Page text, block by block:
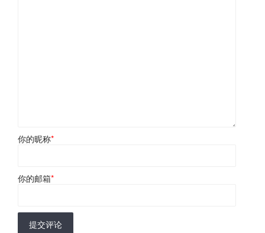
你的昵称*
你的邮箱*
提交评论